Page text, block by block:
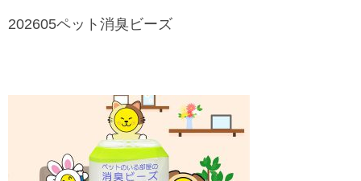
202605ペット消臭ビーズ